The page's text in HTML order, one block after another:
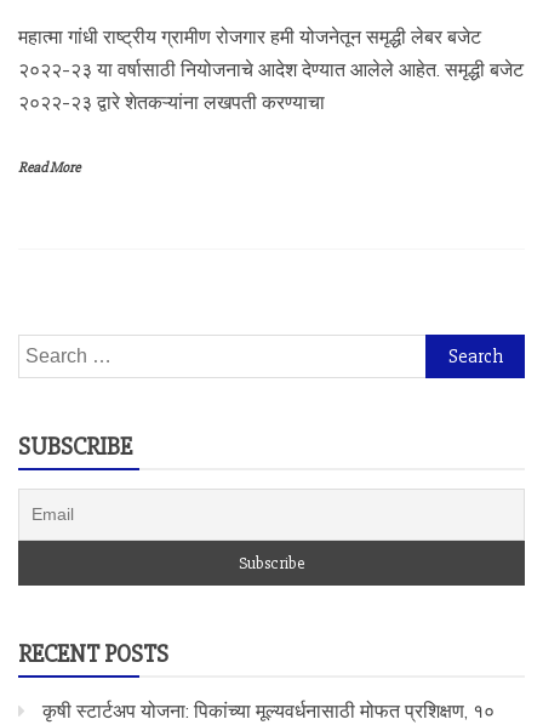
महात्मा गांधी राष्ट्रीय ग्रामीण रोजगार हमी योजनेतून समृद्धी लेबर बजेट
२०२२-२३ या वर्षासाठी नियोजनाचे आदेश देण्यात आलेले आहेत. समृद्धी बजेट
२०२२-२३ द्वारे शेतकऱ्यांना लखपती करण्याचा
Read More
Search
for:
SUBSCRIBE
RECENT POSTS
कृषी स्टार्टअप योजना: पिकांच्या मूल्यवर्धनासाठी मोफत प्रशिक्षण, १०